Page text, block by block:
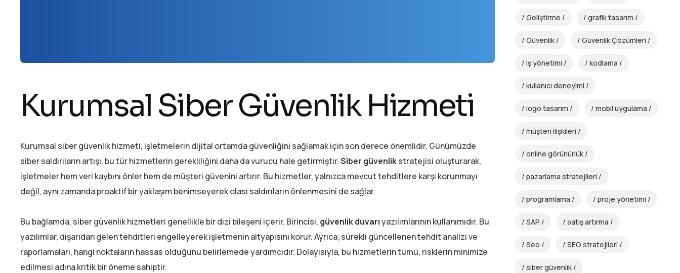
Kurumsal Siber Güvenlik Hizmeti
Kurumsal siber güvenlik hizmeti, işletmelerin dijital ortamda güvenliğini sağlamak için son derece önemlidir. Günümüzde
siber saldırıların artışı, bu tür hizmetlerin gerekliliğini daha da vurucu hale getirmiştir.Siber güvenlikstratejisi oluşturarak,
işletmeler hem veri kaybını önler hem de müşteri güvenini artırır. Bu hizmetler, yalnızca mevcut tehditlere karşı korunmayı
değil, aynı zamanda proaktif bir yaklaşım benimseyerek olası saldırıların önlenmesini de sağlar.
Bu bağlamda, siber güvenlik hizmetleri genellikle bir dizi bileşeni içerir. Birincisi, güvenlik duvarıyazılımlarının kullanımıdır. Bu
yazılımlar, dışarıdan gelen tehditleri engelleyerek işletmenin altyapısını korur. Ayrıca, sürekli güncellenen tehdit analizi ve
raporlamaları, hangi noktaların hassas olduğunu belirlemede yardımcıdır. Dolayısıyla, bu hizmetlerin tümü, risklerin minimize
edilmesi adına kritik bir öneme sahiptir.
Geliştirme grafik tasarım
Güvenlik Güvenlik Çözümleri
iş yönetimi kodlama
kullanıcı deneyimi
logo tasarım mobil uygulama
müşteri ilişkileri
online görünürlük
pazarlama stratejileri
programlama proje yönetimi
SAP satış artırma
Seo SEO stratejileri
siber güvenlik